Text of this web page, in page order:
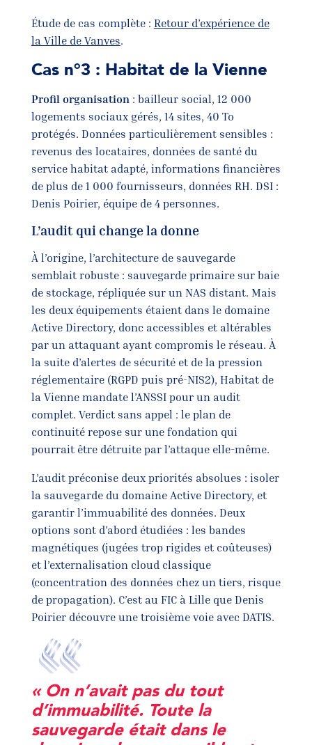
Étude de cas complète : Retour d’expérience de
la Ville de Vanves.
Cas n°3 : Habitat de la Vienne
Profil organisation: bailleur social, 12 000
logements sociaux gérés, 14 sites, 40 To
protégés. Données particulièrement sensibles :
revenus des locataires, données de santé du
service habitat adapté, informations financières
de plus de 1 000 fournisseurs, données RH. DSI :
Denis Poirier, équipe de 4 personnes.
L’audit qui change la donne
À l’origine, l’architecture de sauvegarde
semblait robuste : sauvegarde primaire sur baie
de stockage, répliquée sur un NAS distant. Mais
les deux équipements étaient dans le domaine
Active Directory, donc accessibles et altérables
par un attaquant ayant compromis le réseau. À
la suite d’alertes de sécurité et de la pression
réglementaire (RGPD puis pré-NIS2), Habitat de
la Vienne mandate l’ANSSI pour un audit
complet. Verdict sans appel : le plan de
continuité repose sur une fondation qui
pourrait être détruite par l’attaque elle-même.
L’audit préconise deux priorités absolues : isoler
la sauvegarde du domaine Active Directory, et
garantir l’immuabilité des données. Deux
options sont d’abord étudiées : les bandes
magnétiques (jugées trop rigides et coûteuses)
et l’externalisation cloud classique
(concentration des données chez un tiers, risque
de propagation). C’est au FIC à Lille que Denis
Poirier découvre une troisième voie avec DATIS.
« On n’avait pas du tout
d’immuabilité. Toute la
sauvegarde était dans le